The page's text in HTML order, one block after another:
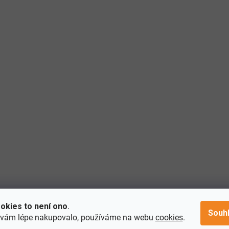
to není ono.
lépe nakupovalo, používáme na webu cookies.